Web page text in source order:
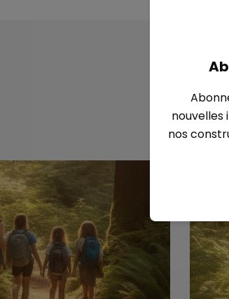
nouvelles
nos